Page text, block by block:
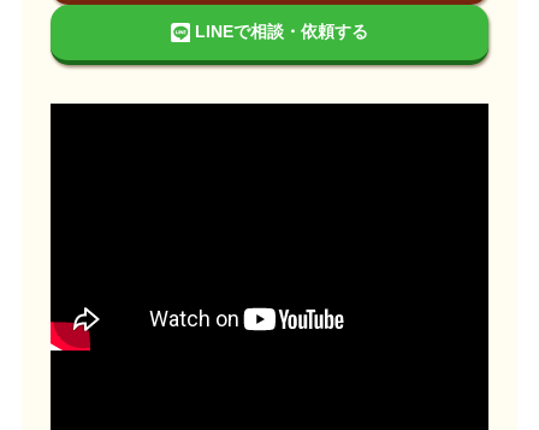
LINEで相談・依頼する